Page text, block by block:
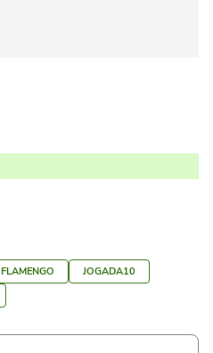
FLAMENGO
JOGADA10